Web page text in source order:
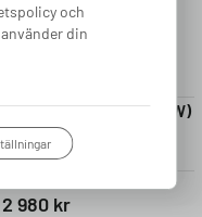
Laddkabel 5-20m (22kW)
Finns i lager
2 980 kr
och
din